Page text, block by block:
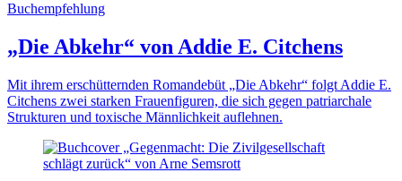
Buchempfehlung
„Die Abkehr“ von Addie E. Citchens
Mit ihrem erschütternden Romandebüt „Die Abkehr“ folgt Addie E.
Citchens zwei starken Frauenfiguren, die sich gegen patriarchale
Strukturen und toxische Männlichkeit auflehnen.